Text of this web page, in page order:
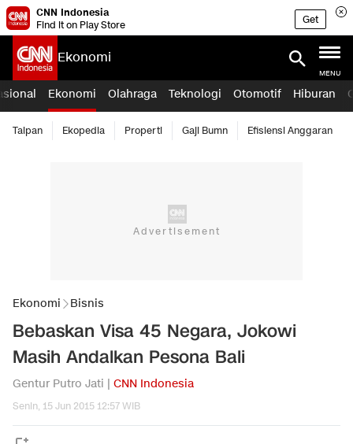
CNN Indonesia
Find it on Play Store
Get
Ekonomi
MENU
Ekonomi Olahraga Teknologi Otomotif Hiburan
Taipan Ekopedia Properti Gaji Bumn Efisiensi Anggaran
Ekonomi Bisnis
Bebaskan Visa 45 Negara, Jokowi
Masih Andalkan Pesona Bali
Gentur Putro Jati | CNN Indonesia
Senin, 15 Jun 2015 12:57 WIB